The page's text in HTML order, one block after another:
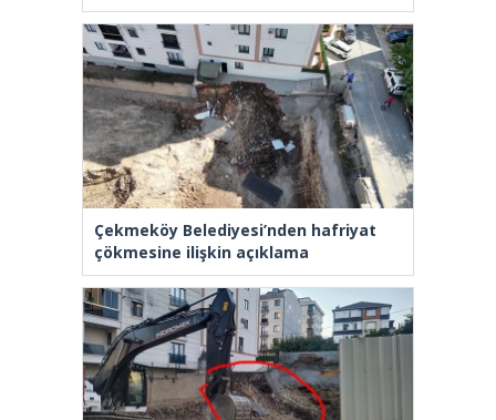
Çekmeköy Belediyesi’nden hafriyat
çökmesine ilişkin açıklama